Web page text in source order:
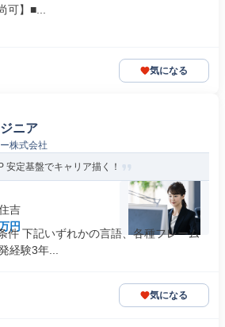
可】■...
気になる
ニア
株式会社
安定基盤でキャリア描く！
吉
円
件 下記いずれかの言語、各種フレーム
経験3年...
気になる